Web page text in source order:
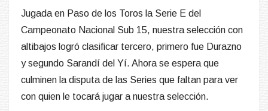
Jugada en Paso de los Toros la Serie E del
Campeonato Nacional Sub 15, nuestra selección con
altibajos logró clasificar tercero, primero fue Durazno
y segundo Sarandí del Yí. Ahora se espera que
culminen la disputa de las Series que faltan para ver
con quien le tocará jugar a nuestra selección.